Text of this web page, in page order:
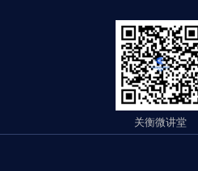
关衡微讲堂